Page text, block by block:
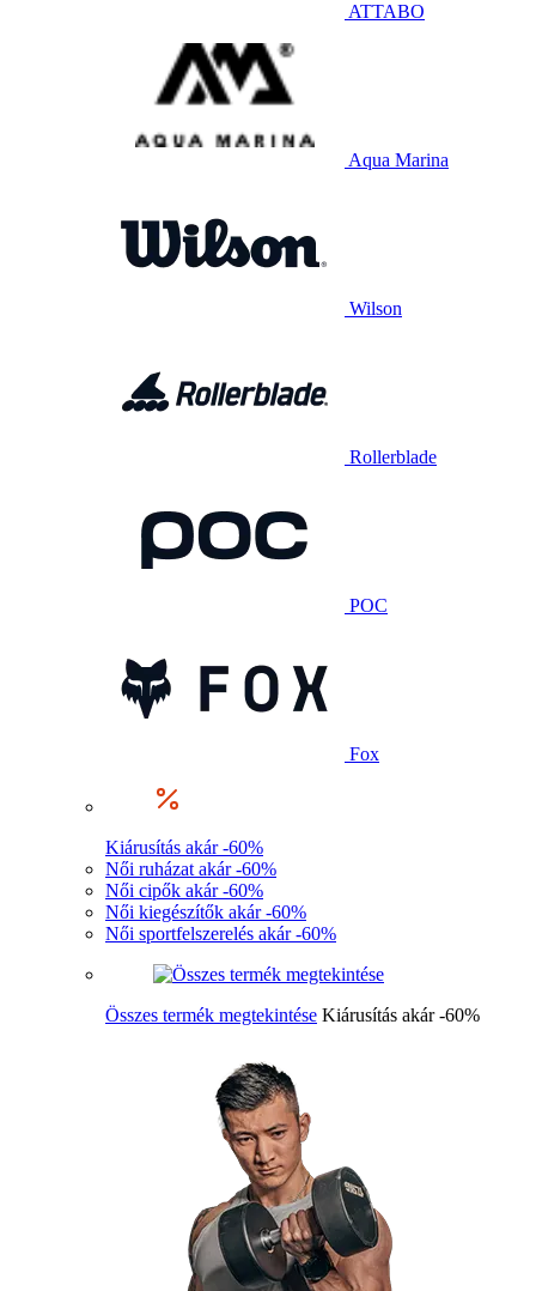
ATTABO
Aqua Marina
Wilson
Rollerblade
POC
Fox
Kiárusítás akár -60%
Női ruházat akár -60%
Női cipők akár -60%
Női kiegészítők akár -60%
Női sportfelszerelés akár -60%
Összes termék megtekintése Kiárusítás akár -60%